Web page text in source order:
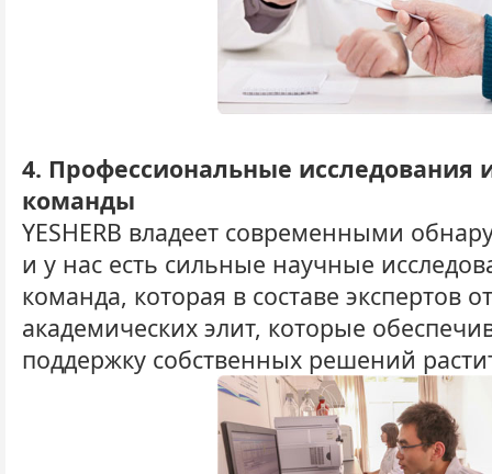
4. Профессиональные исследования
команды
YESHERB владеет современными
и у нас есть сильные научные
команда, которая в составе экспертов
академических элит, которые
поддержку собственных решений